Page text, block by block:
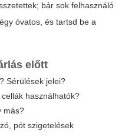
bár sok felhasználó
óvatos, és tartsd be a
előtt
Sérülések jelei?
használhatók?
más?
pót szigetelések